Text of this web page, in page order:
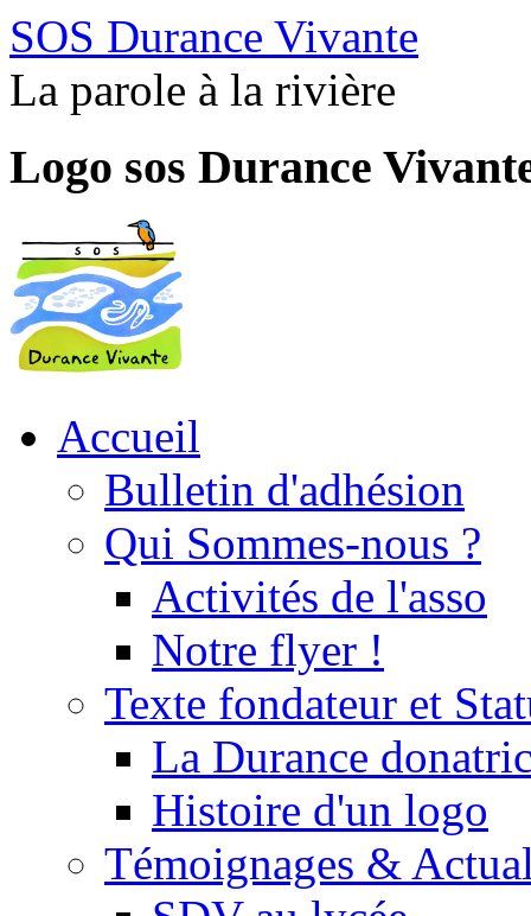
SOS Durance Vivante
La parole à la rivière
Logo sos Durance
Accueil
Bulletin d'adhésion
Qui Sommes-nous ?
Activités de l'asso
Notre flyer !
Texte fondateur et
La Durance
Histoire d'un logo
Témoignages &